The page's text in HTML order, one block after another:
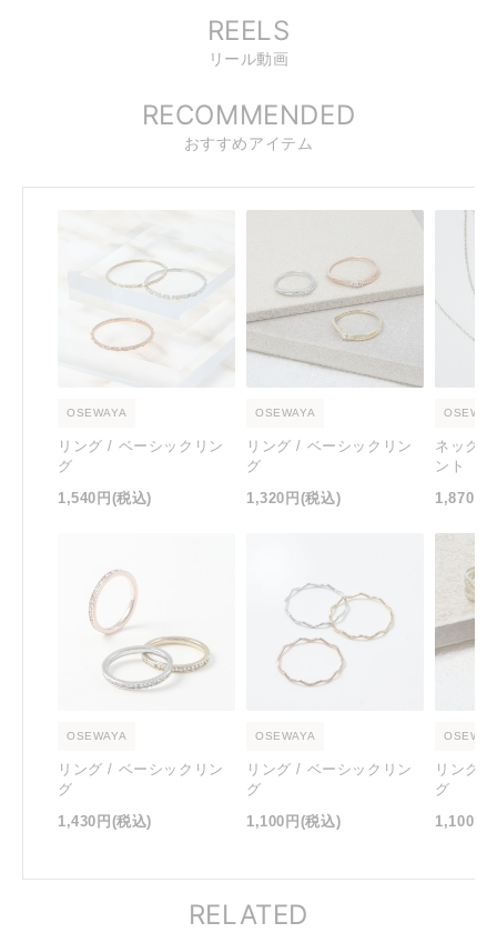
REELS
リール動画
RECOMMENDED
おすすめアイテム
OSEWAYA
リング / ベーシックリン
グ
1,540円 (税込)
OSEWAYA
リング / ベーシックリン
グ
1,320円 (税込)
ネック
ント
1,870円
OSEWAYA
リング / ベーシックリン
グ
1,430円 (税込)
OSEWAYA
リング / ベーシックリン
グ
1,100円 (税込)
リング /
グ
1,100円
RELATED